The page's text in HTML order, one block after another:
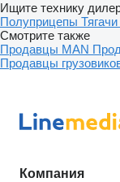
Ищите технику
Полуприцепы Тягачи
Смотрите также
Продавцы MAN
Продавцы
Компания